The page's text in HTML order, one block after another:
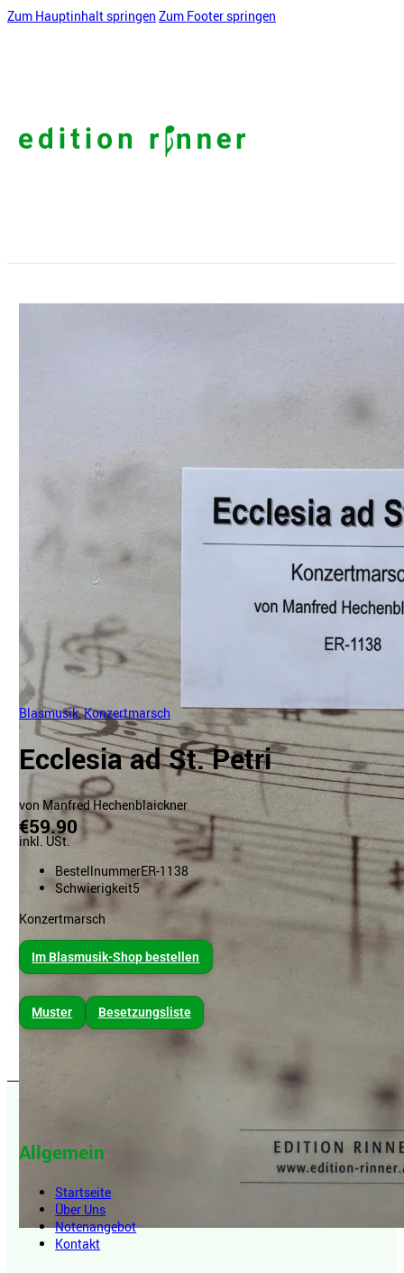
Zum Hauptinhalt springen Zum Footer springen
Blasmusik,Konzertmarsch
Ecclesia ad St. Petri
von Manfred Hechenblaickner
€59.90
inkl. USt.
BestellnummerER-1138
Schwierigkeit5
Konzertmarsch
Im Blasmusik-Shop bestellen
Muster Besetzungsliste
Allgemein
Startseite
Über Uns
Notenangebot
Kontakt